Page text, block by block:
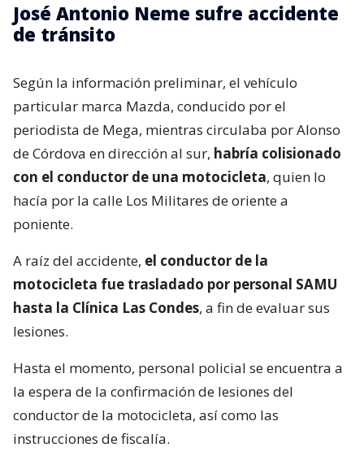
José Antonio Neme sufre accidente
de tránsito
Según la información preliminar, el vehículo
particular marca Mazda, conducido por el
periodista de Mega, mientras circulaba por Alonso
de Córdova en dirección al sur, habría colisionado
con el conductor de una motocicleta, quien lo
hacía por la calle Los Militares de oriente a
poniente.
A raíz del accidente, el conductor de la
motocicleta fue trasladado por personal SAMU
hasta la Clínica Las Condes, a fin de evaluar sus
lesiones.
Hasta el momento, personal policial se encuentra a
la espera de la confirmación de lesiones del
conductor de la motocicleta, así como las
instrucciones de fiscalía.